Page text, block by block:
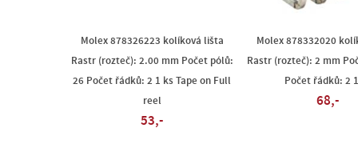
Molex 878326223 kolíková lišta
Rastr (rozteč): 2.00 mm Počet pólů:
26 Počet řádků: 2 1 ks Tape on Full
reel
53,-
Molex 878332020
Rastr (rozteč): 2 mm
Počet řádků: 2
68,-